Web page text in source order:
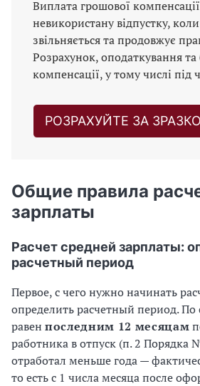
Виплата грошової
невикористану відпустку,
звільняється та продовжує
Розрахунок, оподаткування та
компенсації, у тому числі під
РОЗРАХУЙТЕ ЗА
Общие правила
зарплаты
Расчет средней зарплаты:
расчетный период
Первое, с чего нужно начинать
определить расчетный период.
равен последним 12 месяцам
работника в отпуск (п. 2 Порядка
отработал меньше года —
то есть с 1 числа месяца после